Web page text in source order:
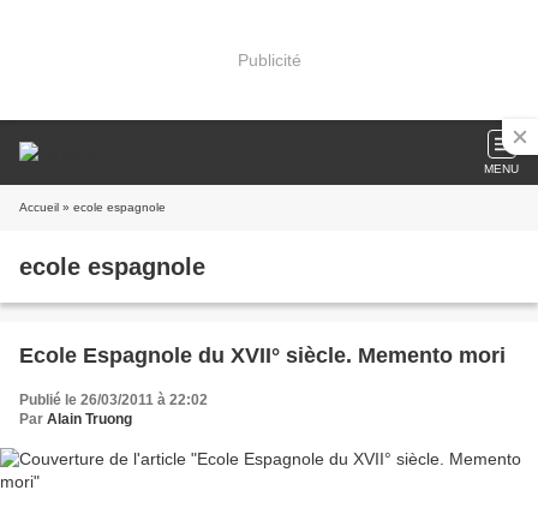
Publicité
MENU
Accueil » ecole espagnole
ecole espagnole
Ecole Espagnole du XVII° siècle. Memento mori
Publié le 26/03/2011 à 22:02
Par Alain Truong